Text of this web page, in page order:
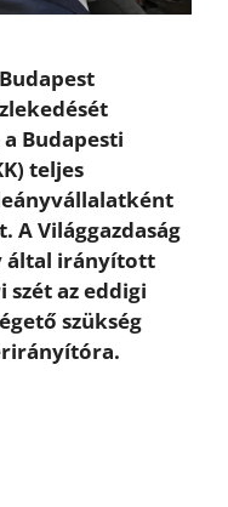
Budapesti
teljes
A Világgazdaság
által irányított
az eddigi
szükség